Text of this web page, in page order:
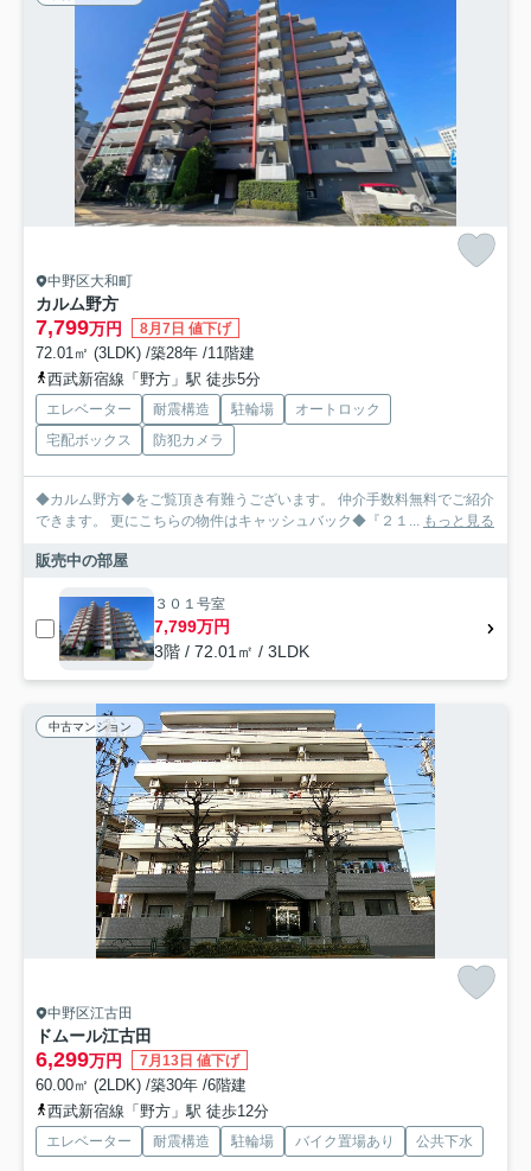
中野区大和町
カルム野方
7,799万円 8月7日 値下げ
72.01㎡ (3LDK) /築28年 /11階建
西武新宿線「野方」駅 徒歩5分
エレベーター 耐震構造 駐輪場
オートロック
宅配ボックス
防犯カメラ
◆カルム野方◆をご覧頂き有難うございます。 仲介手数料無料でご紹介
できます。 更にこちらの物件はキャッシュバック◆『２１... もっと見る
販売中の部屋
３０１号室
7,799万円
3階 / 72.01㎡ / 3LDK
中古マンション
中野区江古田
ドムール江古田
6,299万円 7月13日 値下げ
60.00㎡ (2LDK) /築30年 /6階建
西武新宿線「野方」駅 徒歩12分
エレベーター 耐震構造 駐輪場 バイク置場あり 公共下水